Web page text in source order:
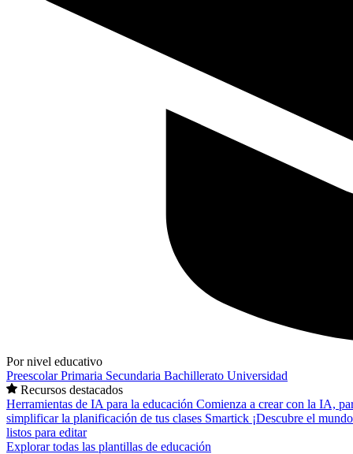
Por nivel educativo
PreescolarPrimaria Secundaria Bachillerato Universidad
Recursos destacados
Herramientas de IA para la educación Comienza a crear con la IA,
simplificar la planificación de tus clases Smartick ¡Descubre el
listos para editar
Explorar todas las plantillas de educación